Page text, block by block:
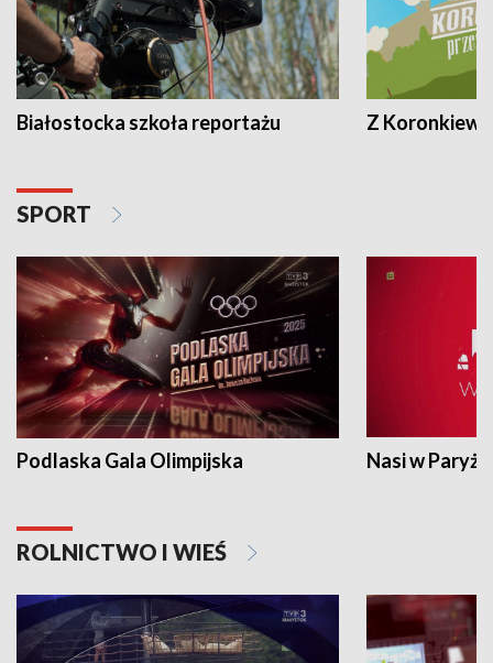
Białostocka szkoła reportażu Z
SPORT
Podlaska Gala Olimpijska Nasi w Paryżu
ROLNICTWO I WIEŚ